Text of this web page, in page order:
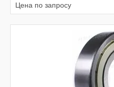
Цена по запросу